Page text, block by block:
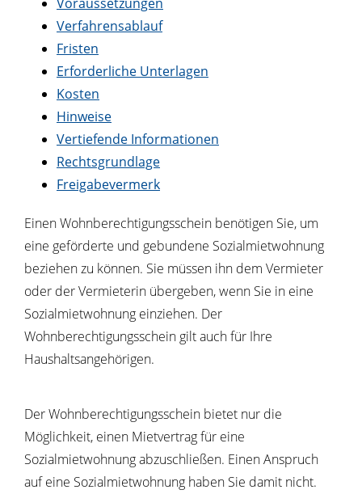
Verfahrensablauf
Fristen
Erforderliche Unterlagen
Kosten
Hinweise
Vertiefende Informationen
Rechtsgrundlage
Freigabevermerk
Einen Wohnberechtigungsschein benötigen Sie, um
eine geförderte und gebundene Sozialmietwohnung
beziehen zu können. Sie müssen ihn dem Vermieter
oder der Vermieterin übergeben, wenn Sie in eine
Sozialmietwohnung einziehen. Der
Wohnberechtigungsschein gilt auch für Ihre
Haushaltsangehörigen.
Der Wohnberechtigungsschein bietet nur die
Möglichkeit, einen Mietvertrag für eine
Sozialmietwohnung abzuschließen. Einen Anspruch
auf eine Sozialmietwohnung haben Sie damit nicht.